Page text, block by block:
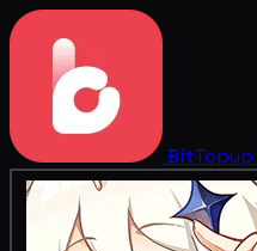
BitTopup